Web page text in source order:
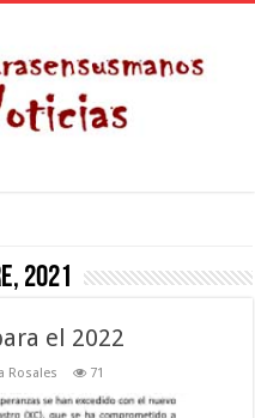
2021
el 2022
Rosales 71